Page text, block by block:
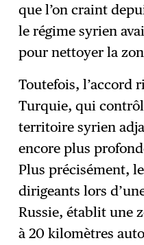
que l’on craint
le régime syrien
pour nettoyer la
Toutefois, l’accord
Turquie, qui
territoire syrien
encore plus
Plus précisément,
dirigeants lors
Russie, établit une
à 20 kilomètres